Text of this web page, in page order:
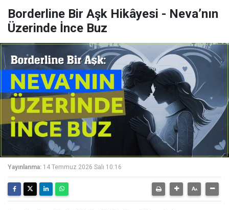
Borderline Bir Aşk Hikâyesi - Neva’nın
Üzerinde İnce Buz
Yayınlanma: 14 Temmuz 2026 Salı 10:16